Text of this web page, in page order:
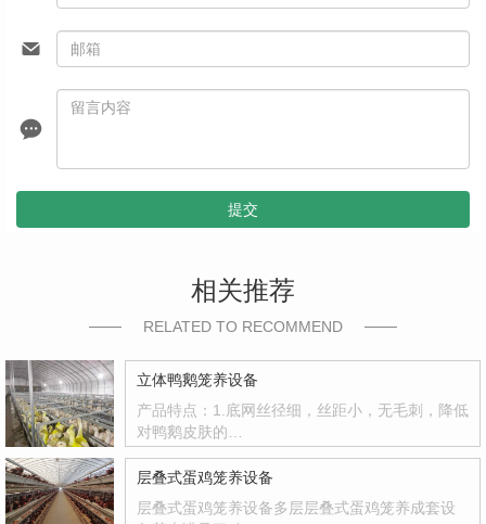
提交
相关推荐
RELATED TO RECOMMEND
立体鸭鹅笼养设备
产品特点：1.底网丝径细，丝距小，无毛刺，降低
对鸭鹅皮肤的…
层叠式蛋鸡笼养设备
层叠式蛋鸡笼养设备多层层叠式蛋鸡笼养成套设